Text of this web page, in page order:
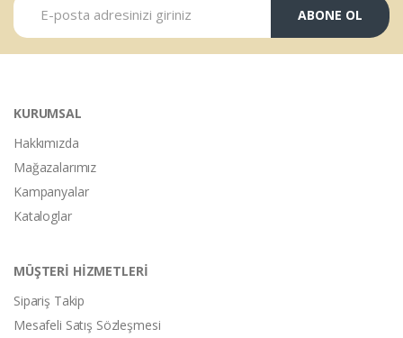
ABONE OL
KURUMSAL
Hakkımızda
Mağazalarımız
Kampanyalar
Kataloglar
MÜŞTERİ HİZMETLERİ
Sipariş Takip
Mesafeli Satış Sözleşmesi